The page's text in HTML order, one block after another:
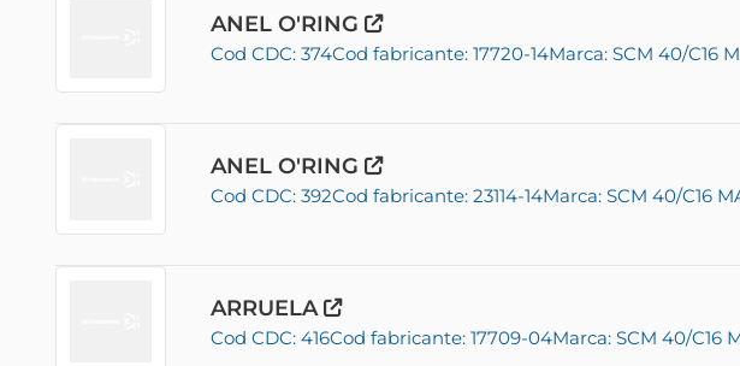
ANEL O'RING
Cod CDC: 374Cod fabricante: 17720-14Marca: SCM 40/C16
ANEL O'RING
Cod CDC: 392Cod fabricante: 23114-14Marca: SCM 40/C16
ARRUELA
Cod CDC: 416Cod fabricante: 17709-04Marca: SCM 40/C16